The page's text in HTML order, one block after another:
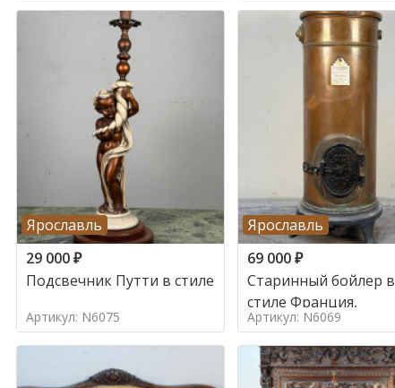
Ярославль
29 000₽
Подсвечник Путти в стиле
Артикул: N6075
Ярославль
69 000₽
Старинный бойлер в
стиле Франция,
Артикул: N6069